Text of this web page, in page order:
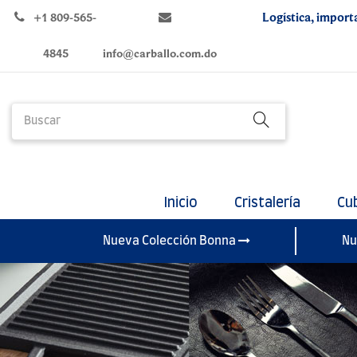
+1 809-565-
4845 info@carballo.com.do
Logística,
Inicio Cristalería
Nueva Colección Bonna